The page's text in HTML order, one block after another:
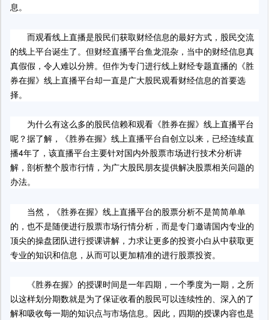
息。
而观看线上直播是股民们获取财经信息的最好方式，股民交流
的线上平台诞生了。但财经直播平台鱼龙混杂，当中的财经信息真
真假假，令人难以分辨。但作为专门进行线上财经专题直播的《胜
券在握》线上直播平台却一直是广大股民观看财经信息的首要选
择。
为什么有这么多的股民信赖和观看《胜券在握》线上直播平台
呢？据了解，《胜券在握》线上直播平台自创立以来，已经连续直
播4年了，该直播平台主要针对国内外股票市场进行技术分析讲
解，剖析整个股市行情，为广大股民朋友提供解决股票相关问题的
办法。
当然，《胜券在握》线上直播平台的股票分析不是简简单单
的，也不是随便进行股票市场行情分析，而是专门邀请国内专业的
顶尖的操盘团队进行授课讲解，力求让更多的投资小白从中获取更
专业的知识和信息，从而可以更加精准的进行股票投资。
《胜券在握》的授课时间是一年四期，一个季度为一期，之所
以这样划分期数就是为了保证收看的股民可以连续性的、深入的了
解和吸收每一期的知识点与市场信息。因此，四期的授课内容也是